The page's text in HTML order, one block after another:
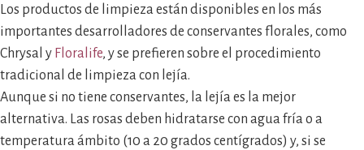
Los productos de limpieza están disponibles en los más
importantes desarrolladores de conservantes florales, como
Chrysal y Floralife, y se prefieren sobre el procedimiento
tradicional de limpieza con lejía.
Aunque si no tiene conservantes, la lejía es la mejor
alternativa. Las rosas deben hidratarse con agua fría o a
temperatura ámbito (10 a 20 grados centígrados) y, si se